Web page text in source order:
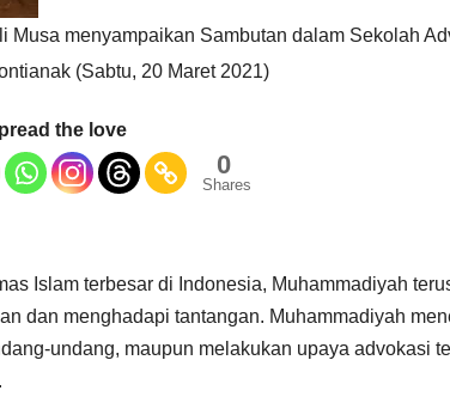
menyampaikan Sambutan dalam Sekolah
(Sabtu, 20 Maret 2021)
the love
0
Shares
Islam terbesar di Indonesia, Muhammadiyah
dan menghadapi tantangan. Muhammadiyah
undang, maupun melakukan upaya advokasi